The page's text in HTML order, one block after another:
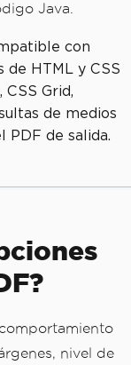
Java.
con
de HTML y CSS
Grid,
de medios
de salida.
nivel de